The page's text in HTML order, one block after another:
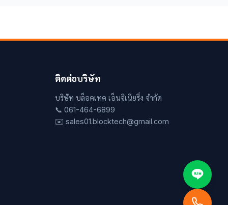
ติดต่อบริษัท
บริษัท บล็อคเทค เอ็นจิเนียริ่ง จำกัด
📞 061-464-6899
✉️ sales01.blocktech@gmail.com